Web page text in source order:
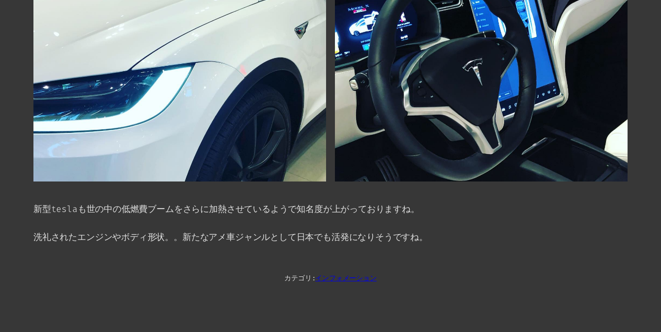
新型teslaも世の中の低燃費ブームをさらに加熱させているようで知名度が上がっておりますね。
洗礼されたエンジンやボディ形状。。新たなアメ車ジャンルとして日本でも活発になりそうですね。
カテゴリ:インフォメーション